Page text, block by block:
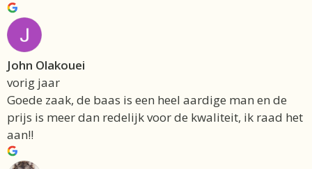
John Olakouei
vorig jaar
Goede zaak, de baas is een heel aardige man en de
prijs is meer dan redelijk voor de kwaliteit, ik raad het
aan!!